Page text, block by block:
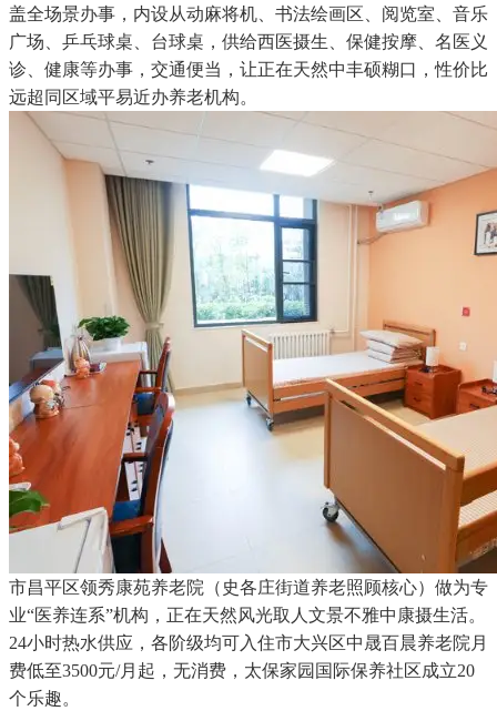
盖全场景办事，内设从动麻将机、书法绘画区、阅览室、音乐
广场、乒乓球桌、台球桌，供给西医摄生、保健按摩、名医义
诊、健康等办事，交通便当，让正在天然中丰硕糊口，性价比
远超同区域平易近办养老机构。
市昌平区领秀康苑养老院（史各庄街道养老照顾核心）做为专
业“医养连系”机构，正在天然风光取人文景不雅中康摄生活。
24小时热水供应，各阶级均可入住市大兴区中晟百晨养老院月
费低至3500元/月起，无消费，太保家园国际保养社区成立20
个乐趣。